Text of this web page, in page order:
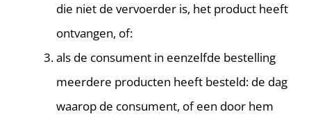
die niet de vervoerder is, het product heeft
ontvangen, of:
als de consument in eenzelfde bestelling
meerdere producten heeft besteld: de dag
waarop de consument, of een door hem